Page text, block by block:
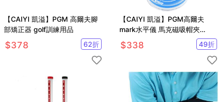
【CAIYI 凱溢】PGM 高爾夫腳
部矯正器 golf訓練用品
$378 62折
【CAIYI 凱溢】PGM高爾夫
mark水平儀 馬克磁吸帽夾
Mark果嶺球位標配件 2入
$338 49折